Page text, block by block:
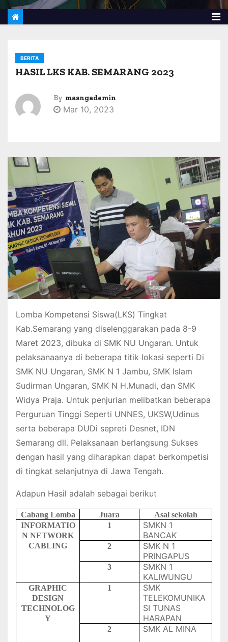
BERITA
HASIL LKS KAB. SEMARANG 2023
By masngademin
Mar 10, 2023
Lomba Kompetensi Siswa(LKS) Tingkat
Kab.Semarang yang diselenggarakan pada 8-9
Maret 2023, dibuka di SMK NU Ungaran. Untuk
pelaksanaanya di beberapa titik lokasi seperti Di
SMK NU Ungaran, SMK N 1 Jambu, SMK Islam
Sudirman Ungaran, SMK N H.Munadi, dan SMK
Widya Praja. Untuk penjurian melibatkan beberapa
Perguruan Tinggi Seperti UNNES, UKSW,Udinus
serta beberapa DUDi sepreti Desnet, IDN
Semarang dll. Pelaksanaan berlangsung Sukses
dengan hasil yang diharapkan dapat berkompetisi
di tingkat selanjutnya di Jawa Tengah.
Adapun Hasil adalah sebagai berikut
Cabang Lomba Juara Asal sekolah
INFORMATIO
N NETWORK
CABLING
1
SMKN 1
BANCAK
2
SMK N 1
PRINGAPUS
3
SMKN 1
KALIWUNGU
GRAPHIC
DESIGN
TECHNOLOG
Y
1
SMK
TELEKOMUNIKA
SI TUNAS
HARAPAN
2 SMK AL MINA